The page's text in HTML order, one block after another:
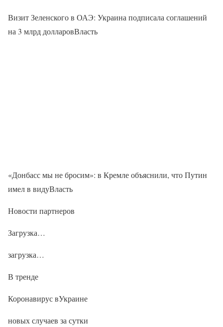
Визит Зеленского в ОАЭ: Украина подписала соглашений
на 3 млрд долларовВласть
«Донбасс мы не бросим»: в Кремле объяснили, что Путин
имел в видуВласть
Новости партнеров
Загрузка…
загрузка…
В тренде
Коронавирус вУкраине
новых случаев за сутки